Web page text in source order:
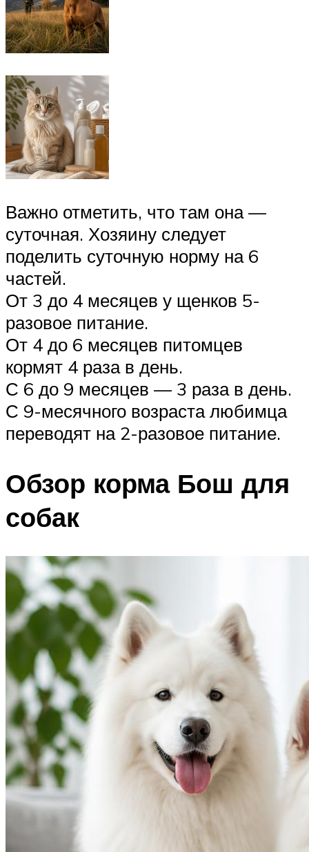
Важно отметить, что там она —
суточная. Хозяину следует
поделить суточную норму на 6
частей.
От 3 до 4 месяцев у щенков 5-
разовое питание.
От 4 до 6 месяцев питомцев
кормят 4 раза в день.
С 6 до 9 месяцев — 3 раза в день.
С 9-месячного возраста любимца
переводят на 2-разовое питание.
Обзор корма Бош для
собак